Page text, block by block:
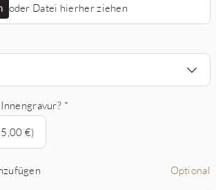
oder Datei hierher ziehen
*
€)
Optional